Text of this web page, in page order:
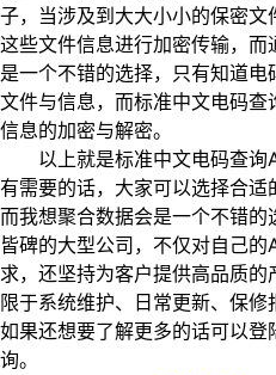
子，当涉及到大大小小的保密
这些文件信息进行加密传输，
是一个不错的选择，只有知道
文件与信息，而标准中文电码
信息的加密与解密。
以上就是标准中文电码查询
有需要的话，大家可以选择合适
而我想聚合数据会是一个不错的
皆碑的大型公司，不仅对自己
求，还坚持为客户提供高品质
限于系统维护、日常更新、保修
如果还想要了解更多的话可以
询。